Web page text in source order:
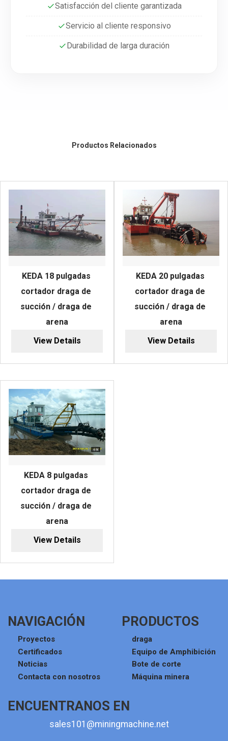
Satisfacción del cliente garantizada
Servicio al cliente responsivo
Durabilidad de larga duración
Productos Relacionados
KEDA 18 pulgadas
cortador draga de
succión / draga de
arena
View Details
KEDA 20 pulgadas
cortador draga de
succión / draga de
arena
View Details
KEDA 8 pulgadas
cortador draga de
succión / draga de
arena
View Details
NAVIGACIÓN
Proyectos
Certificados
Noticias
Contacta con nosotros
PRODUCTOS
draga
Equipo de Amphibición
Bote de corte
Máquina minera
ENCUENTRANOS EN
sales101@miningmachine.net